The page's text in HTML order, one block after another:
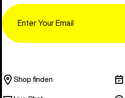
Shop finden